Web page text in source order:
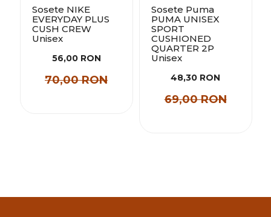
Sosete NIKE
EVERYDAY PLUS
CUSH CREW
Unisex
56,00 RON
70,00 RON
Sosete Puma
PUMA UNISEX
SPORT
CUSHIONED
QUARTER 2P
Unisex
48,30 RON
69,00 RON